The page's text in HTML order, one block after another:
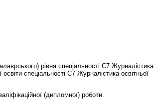
рівня спеціальності С7 Журналістика
спеціальності С7 Журналістика освітньої
(дипломної) роботи.